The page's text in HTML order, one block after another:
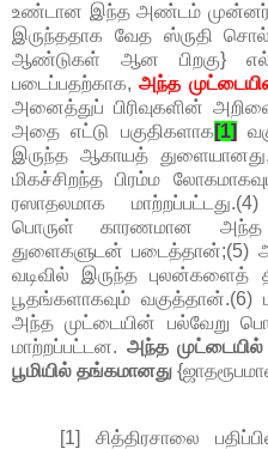
உண்டான இந்த அண்டம் முன்னர்
இருந்ததாக வேத ஸ்ருதி
ஆண்டுகள் ஆன பிறகு}
படைப்பதற்காக,அந்த
அனைத்துப் பிரிவுகளின்
அதை எட்டு பகுதிகளாக[1]
இருந்த ஆகாயத்
மிகச்சிறந்த பிரம்ம
ரஸாதலமாக
பொருள் காரணமான
துளைகளுடன் படைத்தான்;(5)
வடிவில் இருந்த புலன்களைத்
பூதங்களாகவும்
அந்த முட்டையின் பல்வேறு
மாற்றப்பட்டன. அந்த
பூமியில் தங்கமானது
[1] சித்திரசாலை